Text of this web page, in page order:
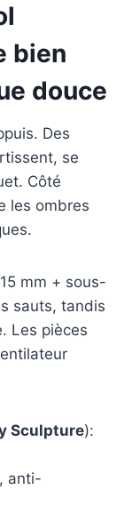
bien
douce
Des
se
Côté
les ombres
mm + sous-
sauts, tandis
Les pièces
Sculpture):
anti-